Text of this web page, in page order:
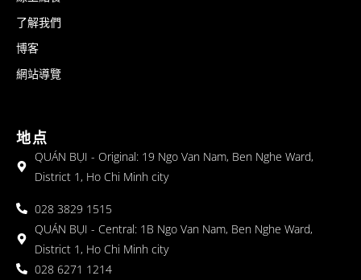
了解我們
博客
網站導覽
地点
QUÁN BỤI - Original: 19 Ngo Van Nam, Ben Nghe Ward,
District 1, Ho Chi Minh city
028 3829 1515
QUÁN BỤI - Central: 1B Ngo Van Nam, Ben Nghe Ward,
District 1, Ho Chi Minh city
028 6271 1214